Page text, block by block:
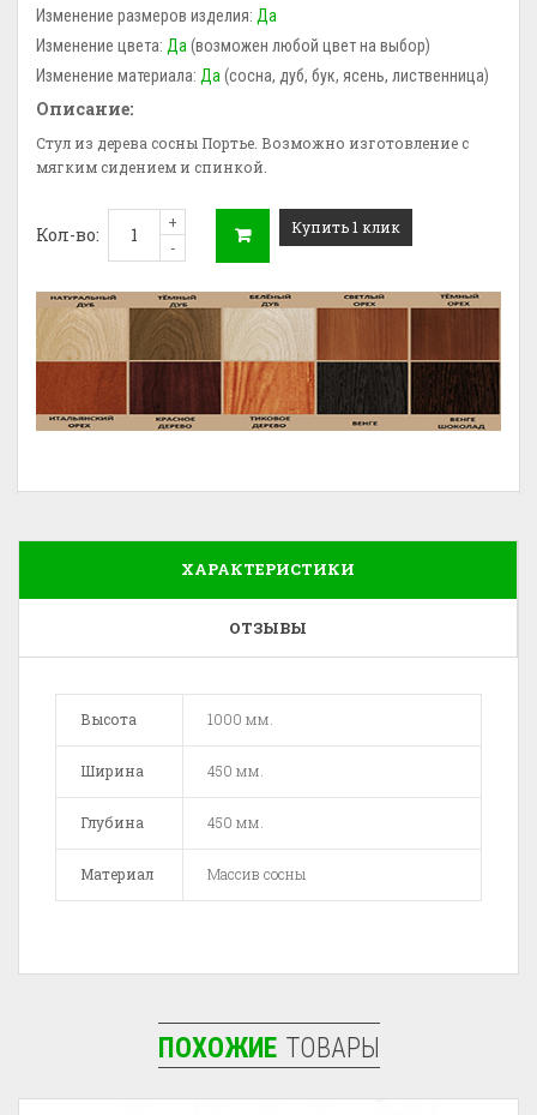
Изменение размеров изделия: Да
Изменение цвета: Да (возможен любой цвет на выбор)
Изменение материала: Да (сосна, дуб, бук, ясень, лиственница)
Описание:
Стул из дерева сосны Портье. Возможно изготовление с
мягким сидением и спинкой.
Кол-во:
+
-
Купить 1 клик
ХАРАКТЕРИСТИКИ
ОТЗЫВЫ
Высота 1000 мм.
Ширина 450 мм.
Глубина 450 мм.
Материал Массив сосны
ПОХОЖИЕ ТОВАРЫ